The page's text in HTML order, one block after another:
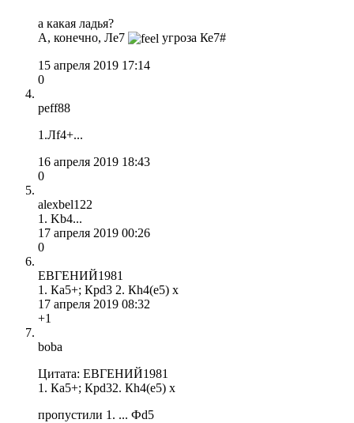
а какая ладья?
А, конечно, Ле7
угроза Ке7#
15 апреля 2019 17:14
0
peff88
1.Лf4+...
16 апреля 2019 18:43
0
alexbel122
1. Kb4...
17 апреля 2019 00:26
0
ЕВГЕНИЙ1981
1. Ка5+; Крd3 2. Кh4(e5) x
17 апреля 2019 08:32
+1
boba
Цитата: ЕВГЕНИЙ1981
1. Ка5+; Крd32. Кh4(e5) x
пропустили 1. ... Фd5